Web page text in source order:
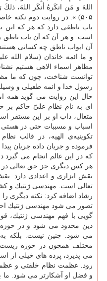
اللهَ و مَن انكَرهُ أنكَر اللهَ،
۵۰۵) ». در روایت دوم نكته
باب ناطقی دارد كه هر كه این
است. و هر آن كه آن باب ناطق
آن ابواب ناطق چه كسانی
و ما ائمه خاندان (سلام الله
مظاهر اسماء الاهی هستیم
توانست شناخت، چون كه ما
رسول خدا و ائمه طفیلی و
حال این روایت می گوید همه
ای به نام نظام علیّ حاكم
متعال، داب او بر این مستقر
اسباب و مسببات حتی در
تكوینیه‌ی الهیه، در قالب
فرموده و جریان داده جریان
كه در این عالم انجام می
هر كس دیگری جز حق تعالی در
نقش ابزاری و اعدادی دارد.
تعالی است. مهندسی ژنتیك و
رشاد اضافه كرد: نكته دیگری
تصور می شود مهندسی ژنتیك
گویی با فهم مهندسی ژنتیك،
دین محدود می شود و در
می شود. چنین نیست. بلكه
مختلف همچون در حوزه
می پذیرد، پرده های خیلی از
رود. عظمت نظام خلقتی و
و فضل او آشكارتر می شود. ما